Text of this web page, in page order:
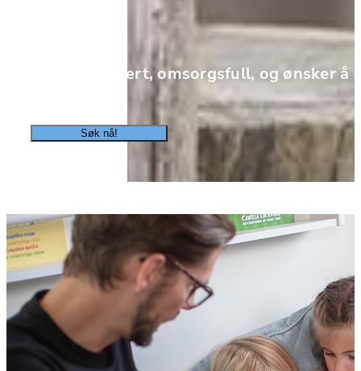
Er du engasjert, omsorgsfull, og ønsker
Søk nå!